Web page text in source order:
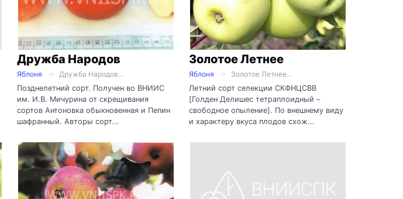
Дружба Народов
Яблоня
Дружба Народов...
Позднелетний сорт. Получен во ВНИИС
им. И.В. Мичурина от скрещивания
сортов Антоновка обыкновенная и Пепин
шафранный. Авторы сорт...
Золотое Летнее
Яблоня
Золотое Летнее...
Летний сорт селекции СКФНЦСВВ
[Голден Делишес тетраплоидный –
свободное опыление]. По внешнему виду
и характеру вкуса плодов схож...